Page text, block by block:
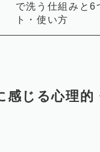
で洗う仕組みと6
ト・使い方
感じる心理的